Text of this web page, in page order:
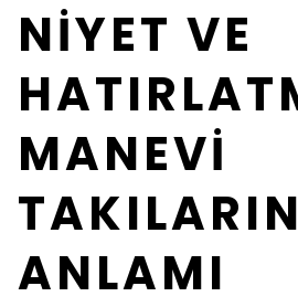
NİYET VE
MANEVİ
TAKILARIN
ANLAMI